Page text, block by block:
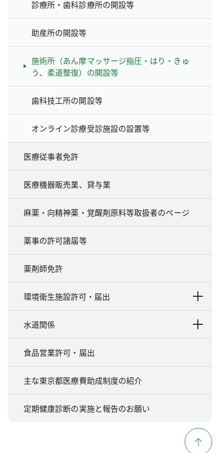
診療所・歯科診療所の開設等
助産所の開設等
施術所（あん摩マッサージ指圧・はり・きゅ
う、柔道整復）の開設等
歯科技工所の開設等
オンライン診療受診施設の設置等
医療従事者免許
医療機器販売業、貸与業
麻薬・向精神薬・覚醒剤原料等取扱者のページ
薬事の許可諸届等
薬剤師免許
環境衛生施設許可・届出
水道関係
食品営業許可・届出
主な東京都医療費助成制度の紹介
定期健康診断の実施と報告のお願い